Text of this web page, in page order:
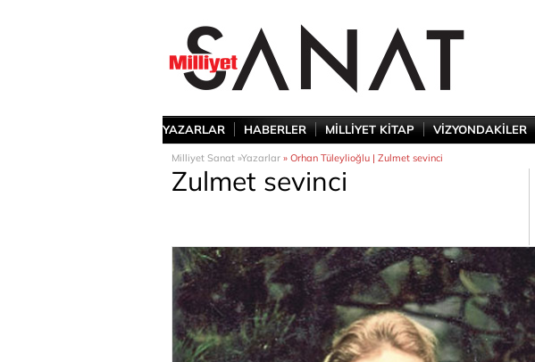
YAZARLAR HABERLER MİLLİYET KİTAP VİZYONDAKİLER
Milliyet Sanat »Yazarlar » Orhan Tüleylioğlu | Zulmet sevinci
Zulmet sevinci